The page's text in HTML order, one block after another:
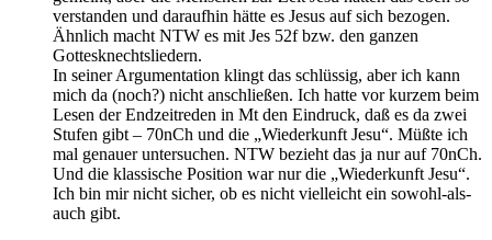
verstanden und daraufhin hätte es Jesus auf sich bezogen.
Ähnlich macht NTW es mit Jes 52f bzw. den ganzen
Gottesknechtsliedern.
In seiner Argumentation klingt das schlüssig, aber ich kann
mich da (noch?) nicht anschließen. Ich hatte vor kurzem beim
Lesen der Endzeitreden in Mt den Eindruck, daß es da zwei
Stufen gibt – 70nCh und die „Wiederkunft Jesu“. Müßte ich
mal genauer untersuchen. NTW bezieht das ja nur auf 70nCh.
Und die klassische Position war nur die „Wiederkunft Jesu“.
Ich bin mir nicht sicher, ob es nicht vielleicht ein sowohl-als-
auch gibt.